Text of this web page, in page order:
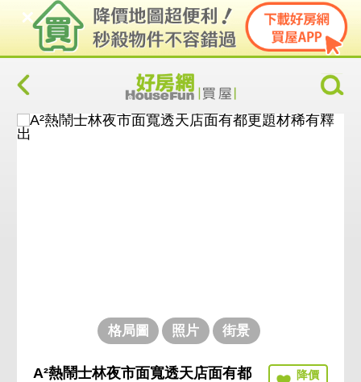
格局圖 照片 街景
A²熱鬧士林夜市面寬透天店面有都